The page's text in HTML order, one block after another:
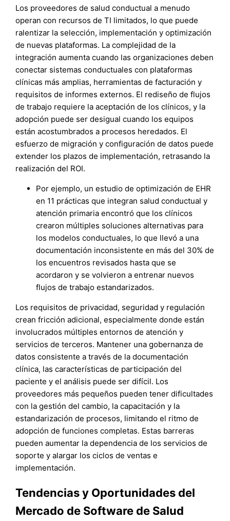
Los proveedores de salud conductual a menudo
operan con recursos de TI limitados, lo que puede
ralentizar la selección, implementación y optimización
de nuevas plataformas. La complejidad de la
integración aumenta cuando las organizaciones deben
conectar sistemas conductuales con plataformas
clínicas más amplias, herramientas de facturación y
requisitos de informes externos. El rediseño de flujos
de trabajo requiere la aceptación de los clínicos, y la
adopción puede ser desigual cuando los equipos
están acostumbrados a procesos heredados. El
esfuerzo de migración y configuración de datos puede
extender los plazos de implementación, retrasando la
realización del ROI.
Por ejemplo, un estudio de optimización de EHR
en 11 prácticas que integran salud conductual y
atención primaria encontró que los clínicos
crearon múltiples soluciones alternativas para
los modelos conductuales, lo que llevó a una
documentación inconsistente en más del 30% de
los encuentros revisados hasta que se
acordaron y se volvieron a entrenar nuevos
flujos de trabajo estandarizados.
Los requisitos de privacidad, seguridad y regulación
crean fricción adicional, especialmente donde están
involucrados múltiples entornos de atención y
servicios de terceros. Mantener una gobernanza de
datos consistente a través de la documentación
clínica, las características de participación del
paciente y el análisis puede ser difícil. Los
proveedores más pequeños pueden tener dificultades
con la gestión del cambio, la capacitación y la
estandarización de procesos, limitando el ritmo de
adopción de funciones completas. Estas barreras
pueden aumentar la dependencia de los servicios de
soporte y alargar los ciclos de ventas e
implementación.
Tendencias y Oportunidades del
Mercado de Software de Salud